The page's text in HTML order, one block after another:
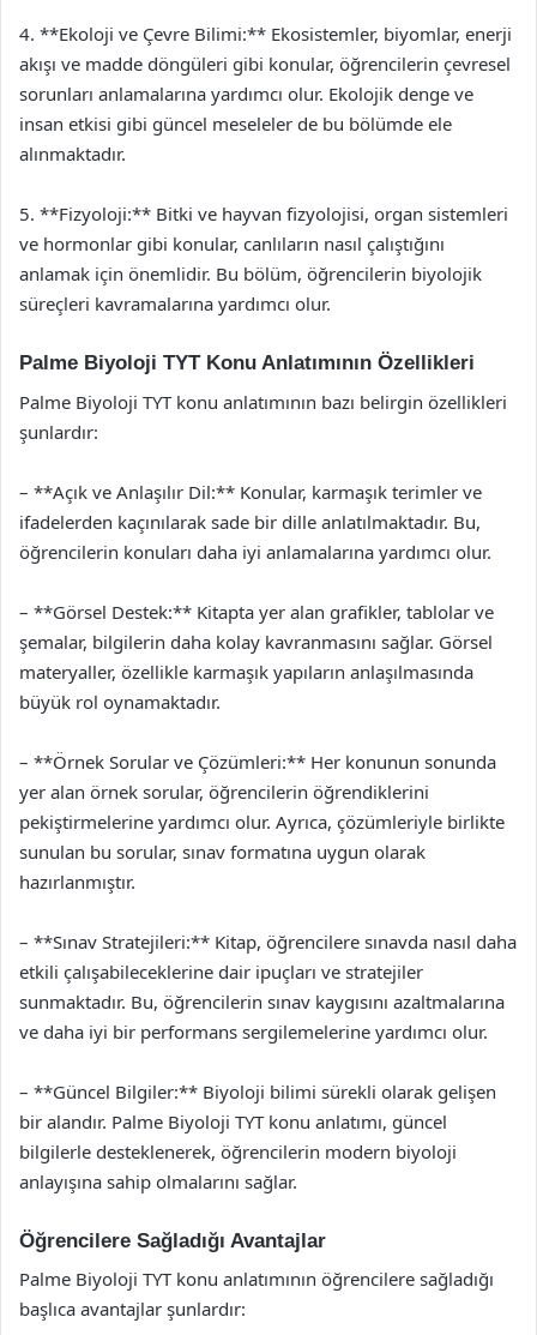
4. **Ekoloji ve Çevre Bilimi:** Ekosistemler, biyomlar, enerji
akışı ve madde döngüleri gibi konular, öğrencilerin çevresel
sorunları anlamalarına yardımcı olur. Ekolojik denge ve
insan etkisi gibi güncel meseleler de bu bölümde ele
alınmaktadır.
5. **Fizyoloji:** Bitki ve hayvan fizyolojisi, organ sistemleri
ve hormonlar gibi konular, canlıların nasıl çalıştığını
anlamak için önemlidir. Bu bölüm, öğrencilerin biyolojik
süreçleri kavramalarına yardımcı olur.
Palme Biyoloji TYT Konu Anlatımının Özellikleri
Palme Biyoloji TYT konu anlatımının bazı belirgin özellikleri
şunlardır:
– **Açık ve Anlaşılır Dil:** Konular, karmaşık terimler ve
ifadelerden kaçınılarak sade bir dille anlatılmaktadır. Bu,
öğrencilerin konuları daha iyi anlamalarına yardımcı olur.
– **Görsel Destek:** Kitapta yer alan grafikler, tablolar ve
şemalar, bilgilerin daha kolay kavranmasını sağlar. Görsel
materyaller, özellikle karmaşık yapıların anlaşılmasında
büyük rol oynamaktadır.
– **Örnek Sorular ve Çözümleri:** Her konunun sonunda
yer alan örnek sorular, öğrencilerin öğrendiklerini
pekiştirmelerine yardımcı olur. Ayrıca, çözümleriyle birlikte
sunulan bu sorular, sınav formatına uygun olarak
hazırlanmıştır.
– **Sınav Stratejileri:** Kitap, öğrencilere sınavda nasıl daha
etkili çalışabileceklerine dair ipuçları ve stratejiler
sunmaktadır. Bu, öğrencilerin sınav kaygısını azaltmalarına
ve daha iyi bir performans sergilemelerine yardımcı olur.
– **Güncel Bilgiler:** Biyoloji bilimi sürekli olarak gelişen
bir alandır. Palme Biyoloji TYT konu anlatımı, güncel
bilgilerle desteklenerek, öğrencilerin modern biyoloji
anlayışına sahip olmalarını sağlar.
Öğrencilere Sağladığı Avantajlar
Palme Biyoloji TYT konu anlatımının öğrencilere sağladığı
başlıca avantajlar şunlardır: